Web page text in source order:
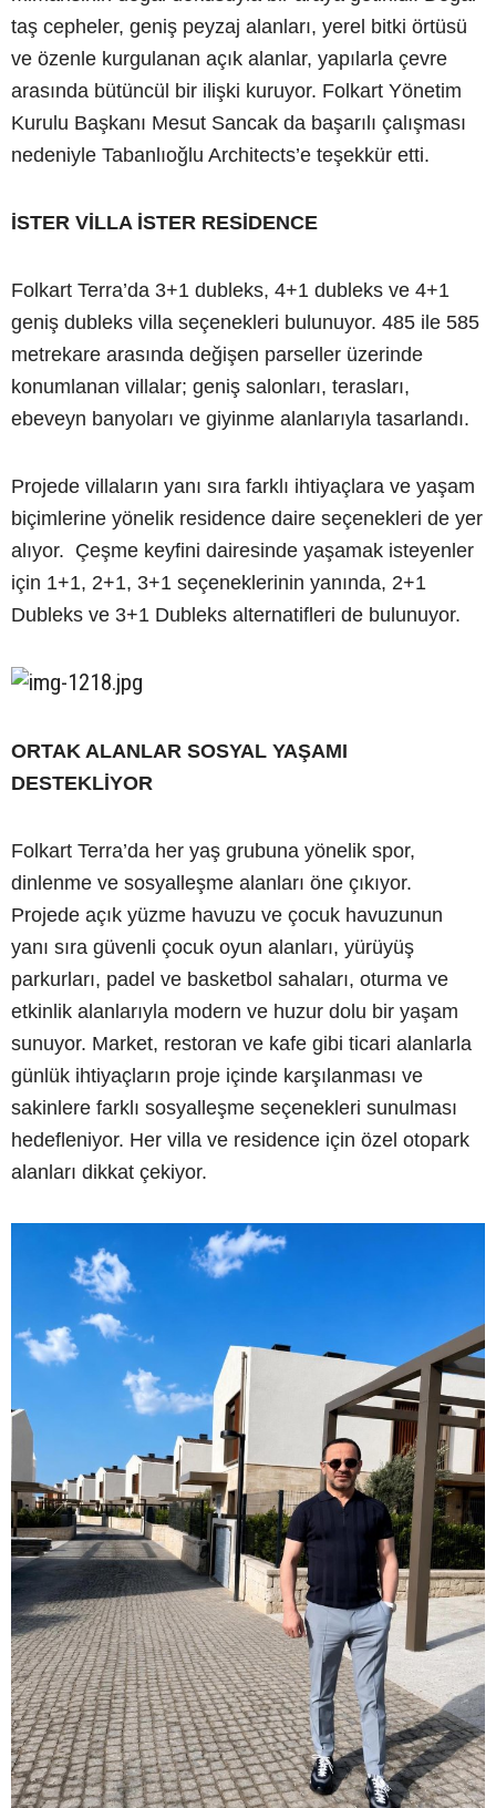
taş cepheler, geniş peyzaj alanları, yerel bitki örtüsü
ve özenle kurgulanan açık alanlar, yapılarla çevre
arasında bütüncül bir ilişki kuruyor. Folkart Yönetim
Kurulu Başkanı Mesut Sancak da başarılı çalışması
nedeniyle Tabanlıoğlu Architects’e teşekkür etti.
İSTER VİLLA İSTER RESİDENCE
Folkart Terra’da 3+1 dubleks, 4+1 dubleks ve 4+1
geniş dubleks villa seçenekleri bulunuyor. 485 ile 585
metrekare arasında değişen parseller üzerinde
konumlanan villalar; geniş salonları, terasları,
ebeveyn banyoları ve giyinme alanlarıyla tasarlandı.
Projede villaların yanı sıra farklı ihtiyaçlara ve yaşam
biçimlerine yönelik residence daire seçenekleri de yer
alıyor. Çeşme keyfini dairesinde yaşamak isteyenler
için 1+1, 2+1, 3+1 seçeneklerinin yanında, 2+1
Dubleks ve 3+1 Dubleks alternatifleri de bulunuyor.
ORTAK ALANLAR SOSYAL YAŞAMI
DESTEKLİYOR
Folkart Terra’da her yaş grubuna yönelik spor,
dinlenme ve sosyalleşme alanları öne çıkıyor.
Projede açık yüzme havuzu ve çocuk havuzunun
yanı sıra güvenli çocuk oyun alanları, yürüyüş
parkurları, padel ve basketbol sahaları, oturma ve
etkinlik alanlarıyla modern ve huzur dolu bir yaşam
sunuyor. Market, restoran ve kafe gibi ticari alanlarla
günlük ihtiyaçların proje içinde karşılanması ve
sakinlere farklı sosyalleşme seçenekleri sunulması
hedefleniyor. Her villa ve residence için özel otopark
alanları dikkat çekiyor.